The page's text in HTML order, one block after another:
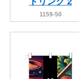
1159-50